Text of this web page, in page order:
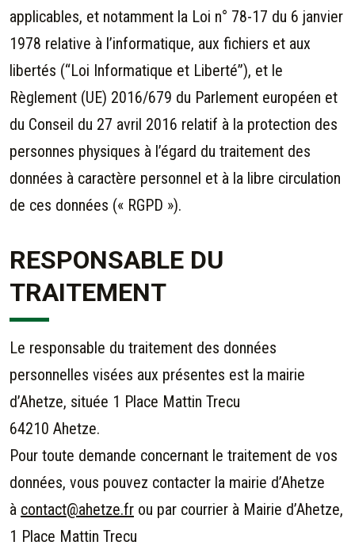
applicables, et notamment la Loi n° 78-17 du 6 janvier
1978 relative à l’informatique, aux fichiers et aux
libertés (“Loi Informatique et Liberté”), et le
Règlement (UE) 2016/679 du Parlement européen et
du Conseil du 27 avril 2016 relatif à la protection des
personnes physiques à l’égard du traitement des
données à caractère personnel et à la libre circulation
de ces données (« RGPD »).
RESPONSABLE DU
TRAITEMENT
Le responsable du traitement des données
personnelles visées aux présentes est la mairie
d’Ahetze, située 1 Place Mattin Trecu
64210 Ahetze.
Pour toute demande concernant le traitement de vos
données, vous pouvez contacter la mairie d’Ahetze
à contact@ahetze.fr ou par courrier à Mairie d’Ahetze,
1 Place Mattin Trecu